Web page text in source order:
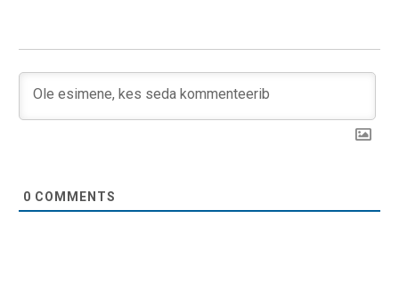
0 COMMENTS